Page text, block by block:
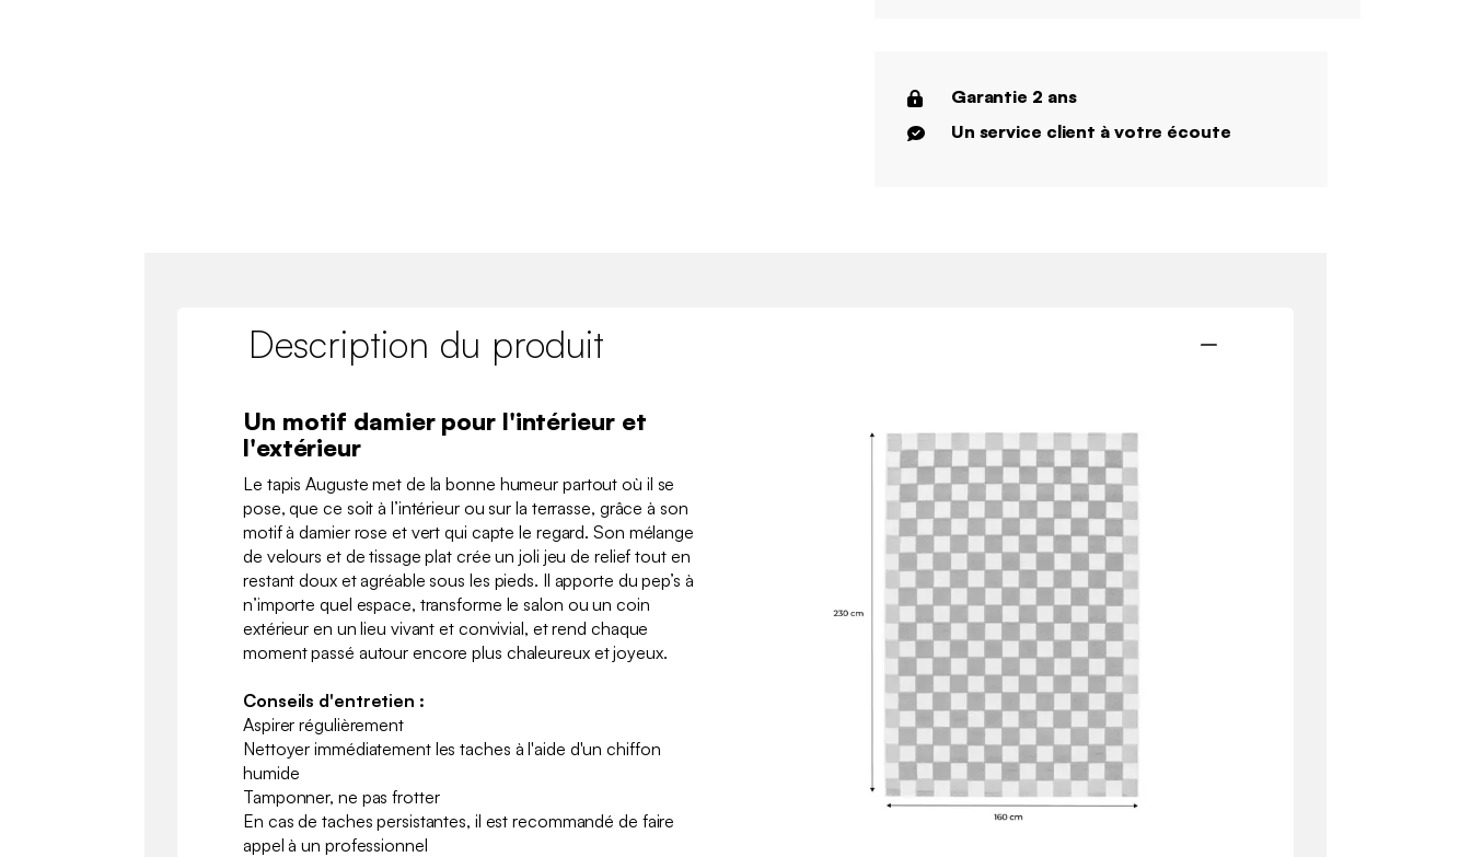
Garantie 2 ans
Un service client à votre écoute
Description du produit
Un motif damier pour l'intérieur et
l'extérieur
Le tapis Auguste met de la bonne humeur partout où il se
pose, que ce soit à l’intérieur ou sur la terrasse, grâce à son
motif à damier rose et vert qui capte le regard. Son mélange
de velours et de tissage plat crée un joli jeu de relief tout en
restant doux et agréable sous les pieds. Il apporte du pep’s à
n’importe quel espace, transforme le salon ou un coin
extérieur en un lieu vivant et convivial, et rend chaque
moment passé autour encore plus chaleureux et joyeux.
Conseils d'entretien :
Aspirer régulièrement
Nettoyer immédiatement les taches à l'aide d'un chiffon
humide
Tamponner, ne pas frotter
En cas de taches persistantes, il est recommandé de faire
appel à un professionnel